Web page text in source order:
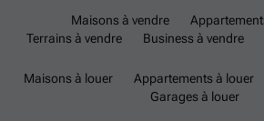
Maisons à vendre
Terrains à vendre
Business à vendre
Maisons à louer Appartements à louer
Garages à louer